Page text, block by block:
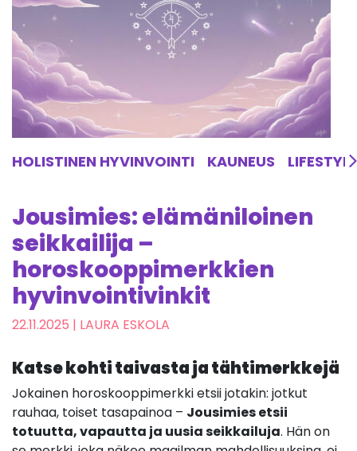
HOLISTINEN HYVINVOINTI KAUNEUS LIFESTYLE
Jousimies: elämäniloinen
seikkailija –
horoskooppimerkkien
hyvinvointivinkit
22.11.2025 | LAURA ESKOLA
Katse kohti taivasta ja tähtimerkkejä
Jokainen horoskooppimerkki etsii jotakin: jotkut
rauhaa, toiset tasapainoa – Jousimies etsii
totuutta, vapautta ja uusia seikkailuja. Hän on